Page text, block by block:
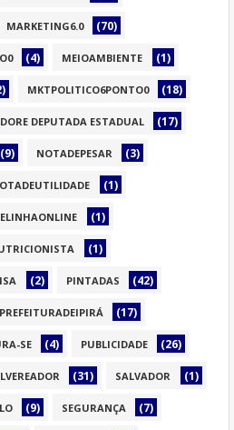
MARKETING6.0 (70)
(4) MEIOAMBIENTE (1)
MKTPOLITICO6PONTO0 (18)
DEPUTADA ESTADUAL (17)
(9) NOTADEPESAR (3)
(1)
(1)
(1)
(2) PINTADAS (42)
PREFEITURADEIPIRÁ (17)
SE (4) PUBLICIDADE (26)
(31) SALVADOR (1)
(9) SEGURANÇA (7)